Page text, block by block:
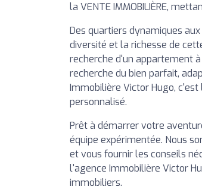
la VENTE IMMOBILIÈRE,
Des quartiers dynamiques
diversité et la richesse de
recherche d'un appartement
recherche du bien parfait,
Immobilière Victor Hugo,
personnalisé.
Prêt à démarrer votre
équipe expérimentée. Nous
et vous fournir les conseils
l'agence Immobilière Victor
immobiliers.